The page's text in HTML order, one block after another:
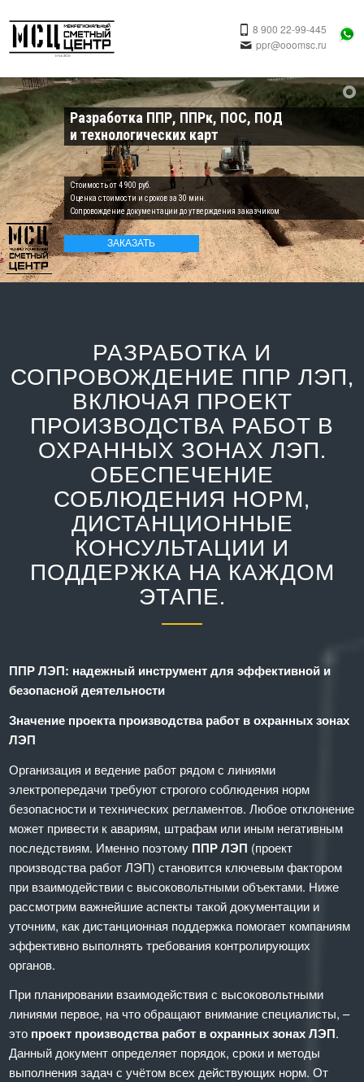
8 900 22-99-445
ppr@ooomsc.ru
Cтоимость от 4 900 руб.
Оценка стоимости и сроков за 30 мин.
Cопровождение документации до утверждения заказчиком
Разработка ППР, ППРк, ПОС, ПОД
и технологических карт
ЗАКАЗАТЬ
РАЗРАБОТКА И
СОПРОВОЖДЕНИЕ ППР ЛЭП,
ВКЛЮЧАЯ ПРОЕКТ
ПРОИЗВОДСТВА РАБОТ В
ОХРАННЫХ ЗОНАХ ЛЭП.
ОБЕСПЕЧЕНИЕ
СОБЛЮДЕНИЯ НОРМ,
ДИСТАНЦИОННЫЕ
КОНСУЛЬТАЦИИ И
ПОДДЕРЖКА НА КАЖДОМ
ЭТАПЕ.
ППР ЛЭП: надежный инструмент для эффективной и
безопасной деятельности
Значение проекта производства работ в охранных зонах
ЛЭП
Организация и ведение работ рядом с линиями
электропередачи требуют строгого соблюдения норм
безопасности и технических регламентов. Любое отклонение
может привести к авариям, штрафам или иным негативным
последствиям. Именно поэтому ППР ЛЭП (проект
производства работ ЛЭП) становится ключевым фактором
при взаимодействии с высоковольтными объектами. Ниже
рассмотрим важнейшие аспекты такой документации и
уточним, как дистанционная поддержка помогает компаниям
эффективно выполнять требования контролирующих
органов.
При планировании взаимодействия с высоковольтными
линиями первое, на что обращают внимание специалисты, –
это проект производства работ в охранных зонах ЛЭП.
Данный документ определяет порядок, сроки и методы
выполнения задач с учётом всех действующих норм. От